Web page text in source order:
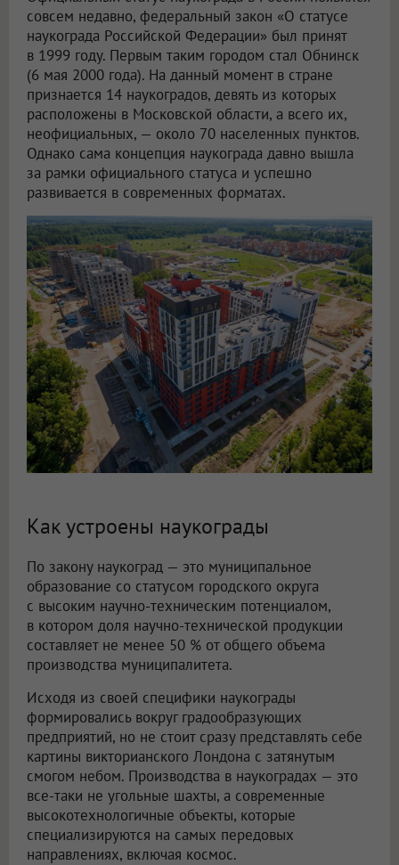
совсем недавно, федеральный закон «О статусе
наукограда Российской Федерации» был принят
в 1999 году. Первым таким городом стал Обнинск
(6 мая 2000 года). На данный момент в стране
признается 14 наукоградов, девять из которых
расположены в Московской области, а всего их,
неофициальных, — около 70 населенных пунктов.
Однако сама концепция наукограда давно вышла
за рамки официального статуса и успешно
развивается в современных форматах.
Как устроены наукограды
По закону наукоград — это муниципальное
образование со статусом городского округа
с высоким научно-техническим потенциалом,
в котором доля научно-технической продукции
составляет не менее 50 % от общего объема
производства муниципалитета.
Исходя из своей специфики наукограды
формировались вокруг градообразующих
предприятий, но не стоит сразу представлять себе
картины викторианского Лондона с затянутым
смогом небом. Производства в наукоградах — это
все-таки не угольные шахты, а современные
высокотехнологичные объекты, которые
специализируются на самых передовых
направлениях, включая космос.